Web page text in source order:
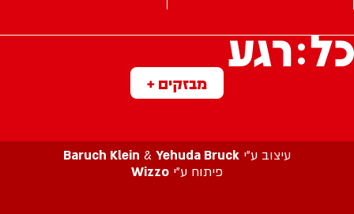
מבזקים +
עיצוב ע”י Baruch Klein & Yehuda Bruck
פיתוח ע”י Wizzo